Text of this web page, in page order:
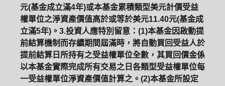
元(基金成立滿4年)或本基金累積類型美元計價受益
權單位之淨資產價值高於或等於美元11.40元(基金成
立滿5年)。3.投資人應特別留意：(1)本基金因啟動提
前結算機制而存續期間屆滿時，將自動買回受益人於
提前結算日所持有之受益權單位全數，其買回價金係
以本基金實際完成所有交易之日各類型受益權單位每
一受益權單位淨資產價值計算之。(2)本基金所設定